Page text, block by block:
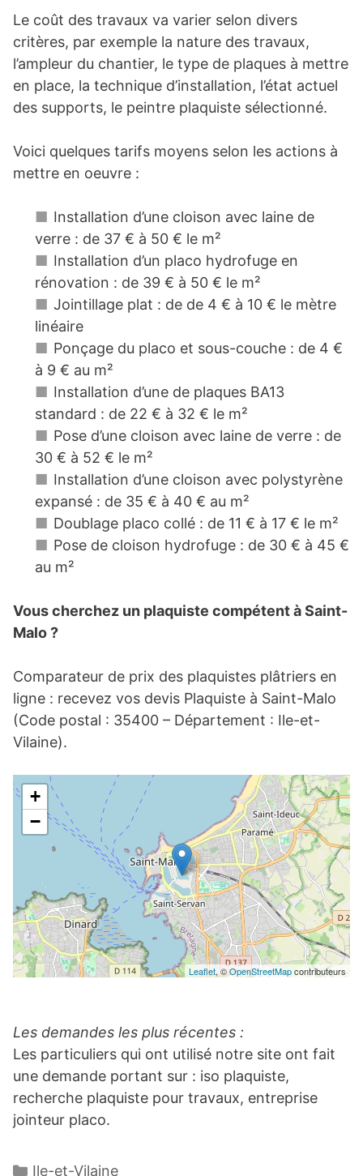
Le coût des travaux va varier selon divers
critères, par exemple la nature des travaux,
l’ampleur du chantier, le type de plaques à mettre
en place, la technique d’installation, l’état actuel
des supports, le peintre plaquiste sélectionné.
Voici quelques tarifs moyens selon les actions à
mettre en oeuvre :
Installation d’une cloison avec laine de
verre : de 37 € à 50 € le m²
Installation d’un placo hydrofuge en
rénovation : de 39 € à 50 € le m²
Jointillage plat : de de 4 € à 10 € le mètre
linéaire
Ponçage du placo et sous-couche : de 4 €
à 9 € au m²
Installation d’une de plaques BA13
standard : de 22 € à 32 € le m²
Pose d’une cloison avec laine de verre : de
30 € à 52 € le m²
Installation d’une cloison avec polystyrène
expansé : de 35 € à 40 € au m²
Doublage placo collé : de 11 € à 17 € le m²
Pose de cloison hydrofuge : de 30 € à 45 €
au m²
Vous cherchez un plaquiste compétent à Saint-
Malo ?
Comparateur de prix des plaquistes plâtriers en
ligne : recevez vos devis Plaquiste à Saint-Malo
(Code postal : 35400 – Département : Ile-et-
Vilaine).
+
−
Leaflet, ©OpenStreetMapcontributeurs
Les demandes les plus récentes :
Les particuliers qui ont utilisé notre site ont fait
une demande portant sur : iso plaquiste,
recherche plaquiste pour travaux, entreprise
jointeur placo.
Catégories
Ile-et-Vilaine